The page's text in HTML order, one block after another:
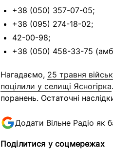
+38 (050) 357-07-05;
+38 (095) 274-18-02;
42-00-98;
+38 (050) 458-33-75
Нагадаємо, 25 травня
поцілили у селищі Ясногірка
поранень. Остаточні
Додати Вільне Радіо як
Поділитися у соцмережах